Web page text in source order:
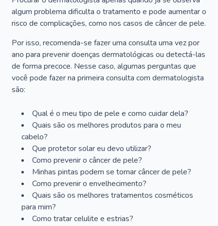
algum problema dificulta o tratamento e pode aumentar o
risco de complicações, como nos casos de câncer de pele.
Por isso, recomenda-se fazer uma consulta uma vez por
ano para prevenir doenças dermatológicas ou detectá-las
de forma precoce. Nesse caso, algumas perguntas que
você pode fazer na primeira consulta com dermatologista
são:
Qual é o meu tipo de pele e como cuidar dela?
Quais são os melhores produtos para o meu
cabelo?
Que protetor solar eu devo utilizar?
Como prevenir o câncer de pele?
Minhas pintas podem se tornar câncer de pele?
Como prevenir o envelhecimento?
Quais são os melhores tratamentos cosméticos
para mim?
Como tratar celulite e estrias?